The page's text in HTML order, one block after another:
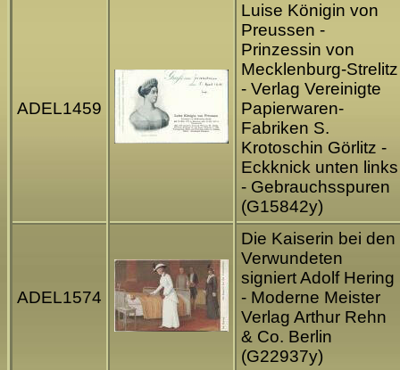
ADEL1459
Luise Königin von
Preussen -
Prinzessin von
Mecklenburg-Strelitz
- Verlag Vereinigte
Papierwaren-
Fabriken S.
Krotoschin Görlitz -
Eckknick unten links
- Gebrauchsspuren
(G15842y)
ADEL1574
Die Kaiserin bei den
Verwundeten
signiert Adolf Hering
- Moderne Meister
Verlag Arthur Rehn
& Co. Berlin
(G22937y)